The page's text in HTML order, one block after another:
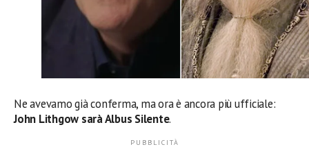
Ne avevamo già conferma, ma ora è ancora più ufficiale:
John Lithgow sarà Albus Silente.